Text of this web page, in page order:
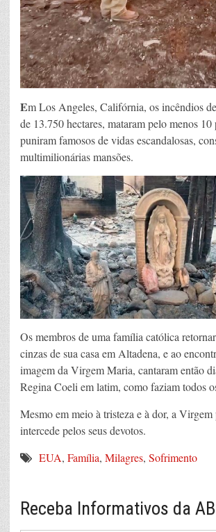
Em Los Angeles, Califórnia, os incêndios
de 13.750 hectares, mataram pelo menos 10
puniram famosos de vidas escandalosas,
multimilionárias mansões.
Os membros de uma família católica
cinzas de sua casa em Altadena, e ao
imagem da Virgem Maria, cantaram então
Regina Coeli em latim, como faziam todos
Mesmo em meio à tristeza e à dor, a Virgem
intercede pelos seus devotos.
EUA, Família, Milagres, Sofrimento
Receba Informativos da